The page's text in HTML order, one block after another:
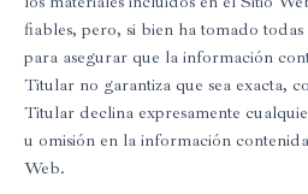
fiables, pero, si bien ha tomado
para asegurar que la información
Titular no garantiza que sea exacta,
Titular declina expresamente
u omisión en la información
Web.